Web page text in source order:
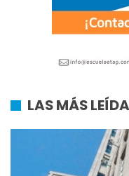
LAS MÁS